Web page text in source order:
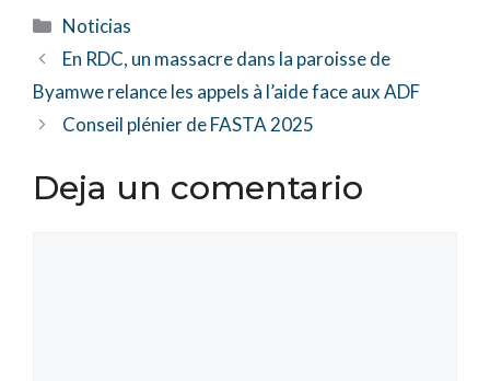
Categorías
Noticias
En RDC, un massacre dans la paroisse de
Byamwe relance les appels à l’aide face aux ADF
Conseil plénier de FASTA 2025
Deja un comentario